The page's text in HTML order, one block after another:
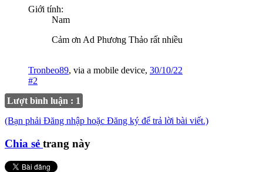
Giới tính:
Nam
Cảm ơn Ad Phương Thảo rất nhiều
Tronbeo89, via a mobile device, 30/10/22
#2
Lượt bình luận : 1
(Bạn phải Đăng nhập hoặc Đăng ký để trả lời bài viết.)
Chia sẻ trang này